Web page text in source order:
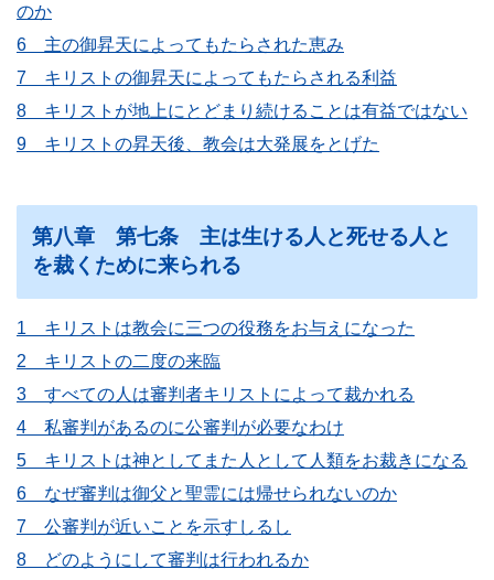
のか
6 主の御昇天によってもたらされた恵み
7 キリストの御昇天によってもたらされる利益
8 キリストが地上にとどまり続けることは有益ではない
9 キリストの昇天後、教会は大発展をとげた
第八章 第七条 主は生ける人と死せる人と
を裁くために来られる
1 キリストは教会に三つの役務をお与えになった
2 キリストの二度の来臨
3 すべての人は審判者キリストによって裁かれる
4 私審判があるのに公審判が必要なわけ
5 キリストは神としてまた人として人類をお裁きになる
6 なぜ審判は御父と聖霊には帰せられないのか
7 公審判が近いことを示すしるし
8 どのようにして審判は行われるか